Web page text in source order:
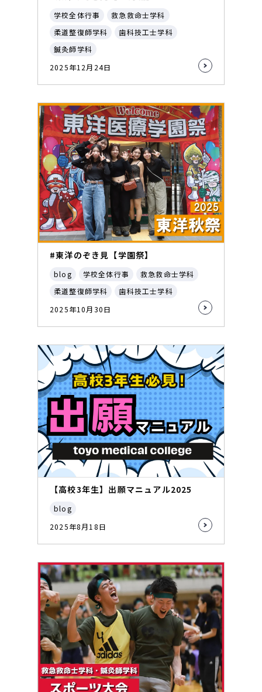
学校全体行事
救急救命士学科
柔道整復師学科
歯科技工士学科
鍼灸師学科
2025年12月24日
#東洋のぞき見【学園祭】
blog 学校全体行事
救急救命士学科
柔道整復師学科
歯科技工士学科
2025年10月30日
【高校3年生】出願マニュアル2025
blog
2025年8月18日